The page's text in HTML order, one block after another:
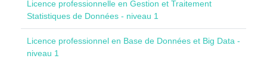
Licence professionnelle en Gestion et Traitement
Statistiques de Données - niveau 1
Licence professionnel en Base de Données et Big Data -
niveau 1